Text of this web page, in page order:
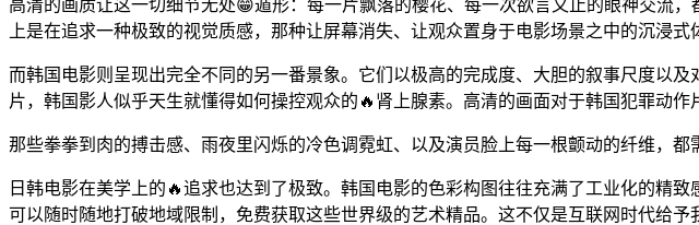
高清的画质让这一切细节无处😁遁形：每一片飘落的樱花、每一次欲言又止的眼神交流
上是在追求一种极致的视觉质感，那种让屏幕消失、让观众置身于电影场景之中的沉浸式
而韩国电影则呈现出完全不同的另一番景象。它们以极高的完成度、大胆的叙事尺度以
片，韩国影人似乎天生就懂得如何操控观众的🔥肾上腺素。高清的画面对于韩国犯罪动作
那些拳拳到肉的搏击感、雨夜里闪烁的冷色调霓虹、以及演员脸上每一根颤动的纤维，都
日韩电影在美学上的🔥追求也达到了极致。韩国电影的色彩构图往往充满了工业化的精
可以随时随地打破地域限制，免费获取这些世界级的艺术精品。这不仅是互联网时代给